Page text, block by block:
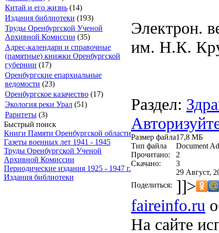
Китай и его жизнь (14)
Издания библиотеки (193)
Труды Оренбургской Ученой
Архивной Комиссии (35)
Адрес-календари и справочные
(памятные) книжки Оренбургской
губернии (17)
Оренбургские епархиальные
ведомости (23)
Оренбургское казачество (17)
Экология реки Урал (51)
Раритеты (3)
Быстрый поиск
Книги Памяти Оренбургской области
Газеты военных лет 1941 - 1945
Труды Оренбургской Ученой
Архивной Комиссии
Периодические издания 1925 - 1947 г.
Издания библиотеки
Электрон.
им. Н.К.
Раздел:
Размер файла17,8 МБ
Тип файла
Document
Прочитано:
2
Скачано:
3
29 Август,
Поделиться: ]]>
faireinfo.ru
На сайте